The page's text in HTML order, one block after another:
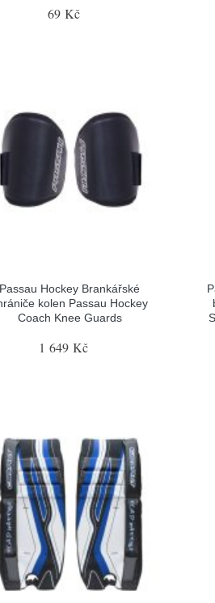
69 Kč
Passau Hockey Brankářské
kolen Passau Hockey
Coach Knee Guards
1 649 Kč